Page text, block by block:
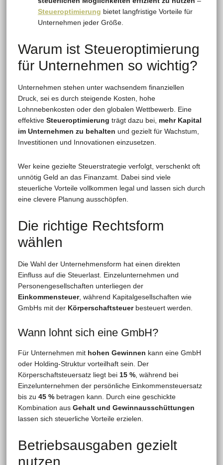
Steueroptimierung bietet langfristige Vorteile für
Unternehmen jeder Größe.
Warum ist Steueroptimierung
für Unternehmen so wichtig?
Unternehmen stehen unter wachsendem finanziellen
Druck, sei es durch steigende Kosten, hohe
Lohnnebenkosten oder den globalen Wettbewerb. Eine
effektive Steueroptimierung trägt dazu bei, mehr Kapital
im Unternehmen zu behalten und gezielt für Wachstum,
Investitionen und Innovationen einzusetzen.
Wer keine gezielte Steuerstrategie verfolgt, verschenkt oft
unnötig Geld an das Finanzamt. Dabei sind viele
steuerliche Vorteile vollkommen legal und lassen sich durch
eine clevere Planung ausschöpfen.
Die richtige Rechtsform
wählen
Die Wahl der Unternehmensform hat einen direkten
Einfluss auf die Steuerlast. Einzelunternehmen und
Personengesellschaften unterliegen der
Einkommensteuer, während Kapitalgesellschaften wie
GmbHs mit der Körperschaftsteuerbesteuert werden.
Wann lohnt sich eine GmbH?
Für Unternehmen mit hohen Gewinnen kann eine GmbH
oder Holding-Struktur vorteilhaft sein. Der
Körperschaftsteuersatz liegt bei 15 %, während bei
Einzelunternehmen der persönliche Einkommensteuersatz
bis zu 45 %betragen kann. Durch eine geschickte
Kombination aus Gehalt und Gewinnausschüttungen
lassen sich steuerliche Vorteile erzielen.
Betriebsausgaben gezielt
nutzen